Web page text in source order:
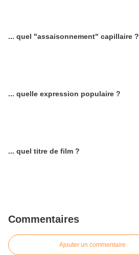
... quel "assaisonnement" capillaire ?
... quelle expression populaire ?
... quel titre de film ?
Commentaires
Ajouter un commentaire